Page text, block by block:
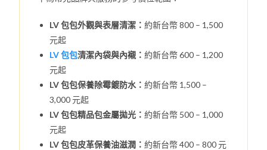
LV 包包外觀與表層清潔：約新台幣 800 – 1,500
元起
LV 包包清潔內袋與內襯：約新台幣 600 – 1,200
元起
LV 包包保養除霉鍍防水：約新台幣 1,500 –
3,000 元起
LV 包包精品包金屬拋光：約新台幣 500 – 1,000
元起
LV 包包皮革保養油滋潤：約新台幣 400 – 800 元